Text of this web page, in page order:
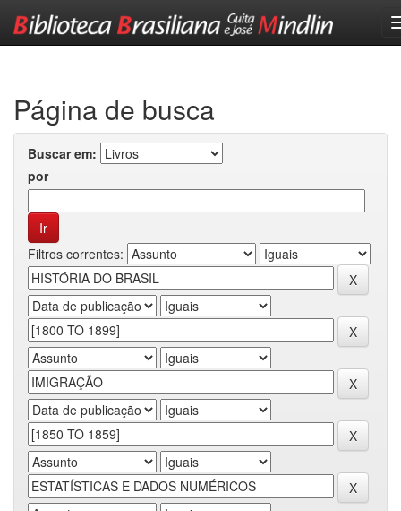
Página de busca
Buscar em:
por
Filtros correntes: